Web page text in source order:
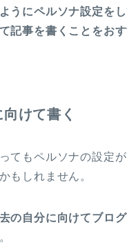
うにペルソナ設定を
記事を書くことをおす
けて書く
てもペルソナの設定
もしれません。
の自分に向けてブロ